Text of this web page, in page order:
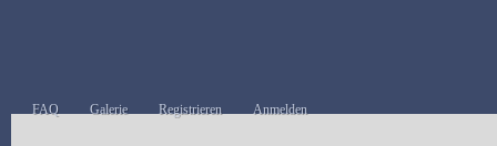
FAQ Galerie Registrieren Anmelden